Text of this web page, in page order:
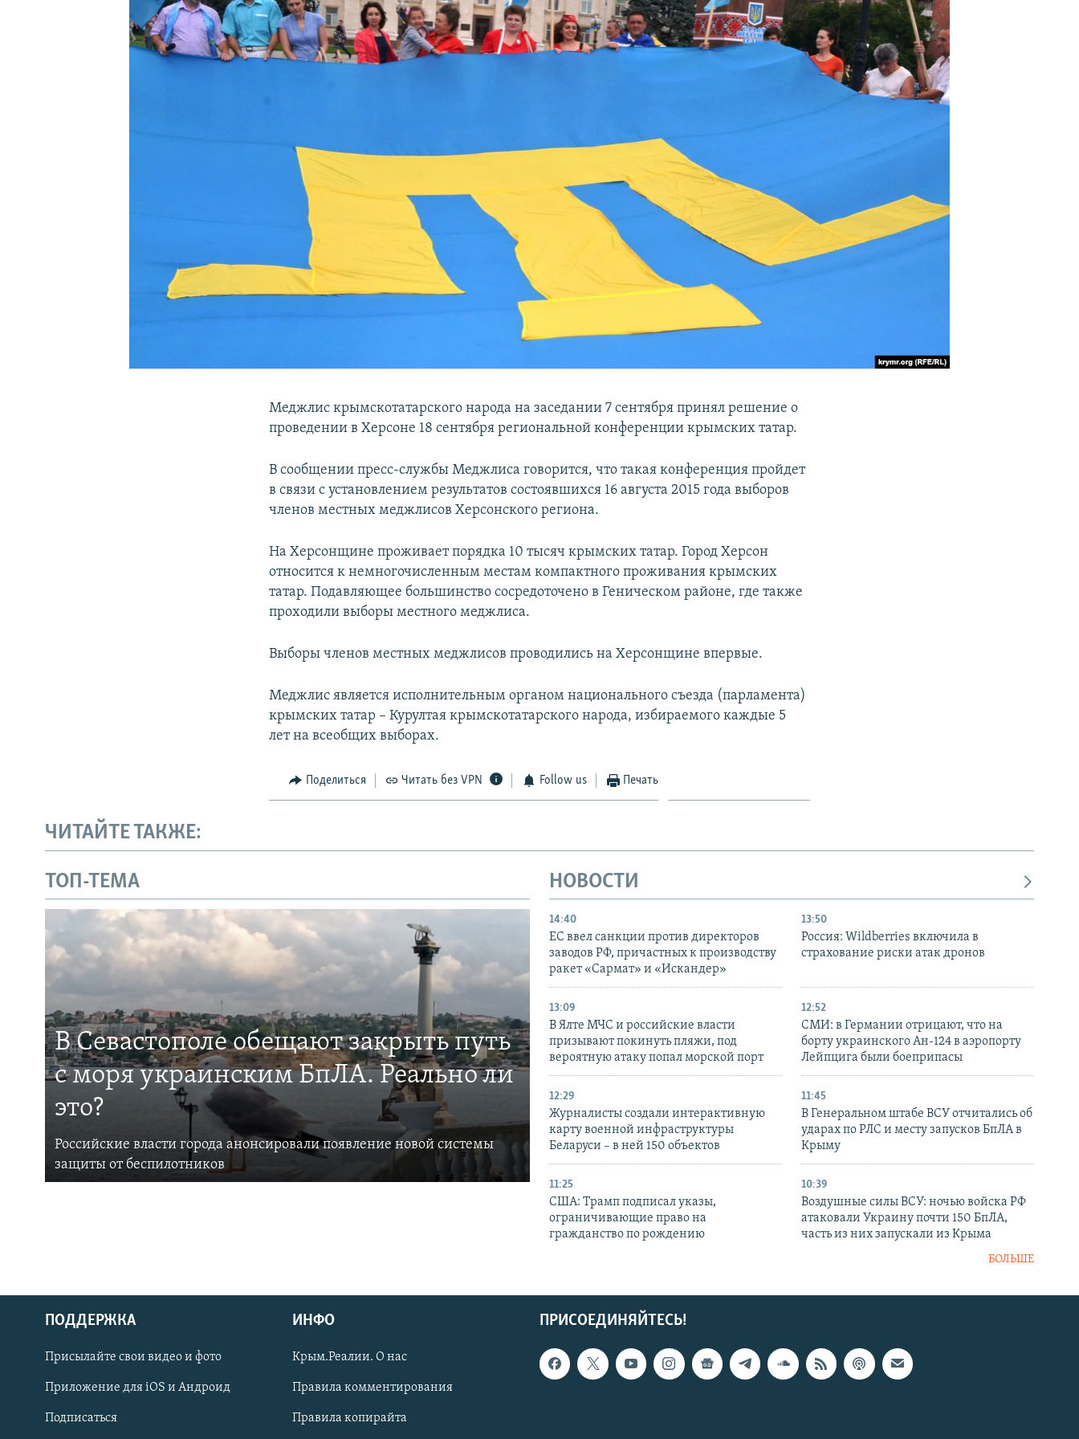
КРЫМ.НЕПОКОРЕННЫЙ
Українською
Qırımtatar
ПРИСОЕДИНЯЙТЕСЬ!
Меджлис крымскотатарского народа на заседании 7 сентября принял решение о
проведении в Херсоне 18 сентября региональной конференции крымских татар.
В сообщении пресс-службы Меджлиса говорится, что такая конференция пройдет
в связи с установлением результатов состоявшихся 16 августа 2015 года выборов
членов местных меджлисов Херсонского региона.
На Херсонщине проживает порядка 10 тысяч крымских татар. Город Херсон
относится к немногочисленным местам компактного проживания крымских
татар. Подавляющее большинство сосредоточено в Геническом районе, где также
проходили выборы местного меджлиса.
Выборы членов местных меджлисов проводились на Херсонщине впервые.
Меджлис является исполнительным органом национального съезда (парламента)
крымских татар – Курултая крымскотатарского народа, избираемого каждые 5
лет на всеобщих выборах.
Поделиться Читать без VPN Follow us Печать
ЧИТАЙТЕ ТАКЖЕ:
ТОП-ТЕМА
В Севастополе обещают закрыть путь
с моря украинским БпЛА. Реально ли
это?
Российские власти города анонсировали появление новой системы
защиты от беспилотников
НОВОСТИ
14:40
ЕС ввел санкции против директоров
заводов РФ, причастных к производству
ракет «Сармат» и «Искандер»
13:50
Россия: Wildberries включила в
страхование риски атак дронов
13:09
В Ялте МЧС и российские власти
призывают покинуть пляжи, под
вероятную атаку попал морской порт
12:52
СМИ: в Германии отрицают, что на
борту украинского Ан-124 в аэропорту
Лейпцига были боеприпасы
12:29
Журналисты создали интерактивную
карту военной инфраструктуры
Беларуси – в ней 150 объектов
11:45
В Генеральном штабе ВСУ отчитались об
ударах по РЛС и месту запусков БпЛА в
Крыму
11:25
США: Трамп подписал указы,
ограничивающие право на
гражданство по рождению
10:39
Воздушные силы ВСУ: ночью войска РФ
атаковали Украину почти 150 БпЛА,
часть из них запускали из Крыма
БОЛЬШЕ
ПРИСОЕДИНЯЙТЕСЬ!
ПОДДЕРЖКА
Присылайте свои видео и фото
Приложение для iOS и Андроид
Подписаться
ИНФО
Крым.Реалии. О нас
Правила комментирования
Правила копирайта